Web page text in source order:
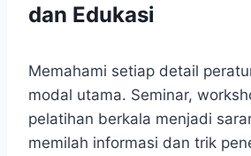
dan Edukasi
Memahami setiap detail
modal utama. Seminar,
pelatihan berkala menjadi
memilah informasi dan trik